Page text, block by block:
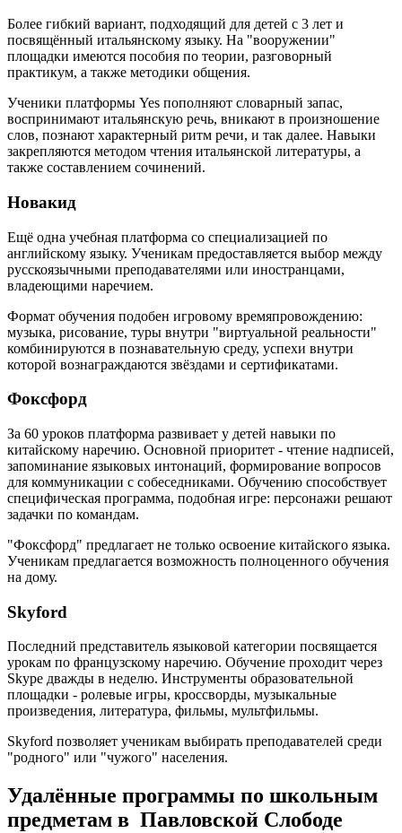
Более гибкий вариант, подходящий для детей с 3 лет и
посвящённый итальянскому языку. На "вооружении"
площадки имеются пособия по теории, разговорный
практикум, а также методики общения.
Ученики платформы Yes пополняют словарный запас,
воспринимают итальянскую речь, вникают в произношение
слов, познают характерный ритм речи, и так далее. Навыки
закрепляются методом чтения итальянской литературы, а
также составлением сочинений.
Новакид
Ещё одна учебная платформа со специализацией по
английскому языку. Ученикам предоставляется выбор между
русскоязычными преподавателями или иностранцами,
владеющими наречием.
Формат обучения подобен игровому времяпровождению:
музыка, рисование, туры внутри "виртуальной реальности"
комбинируются в познавательную среду, успехи внутри
которой вознаграждаются звёздами и сертификатами.
Фоксфорд
За 60 уроков платформа развивает у детей навыки по
китайскому наречию. Основной приоритет - чтение надписей,
запоминание языковых интонаций, формирование вопросов
для коммуникации с собеседниками. Обучению способствует
специфическая программа, подобная игре: персонажи решают
задачки по командам.
"Фоксфорд" предлагает не только освоение китайского языка.
Ученикам предлагается возможность полноценного обучения
на дому.
Skyford
Последний представитель языковой категории посвящается
урокам по французскому наречию. Обучение проходит через
Skype дважды в неделю. Инструменты образовательной
площадки - ролевые игры, кроссворды, музыкальные
произведения, литература, фильмы, мультфильмы.
Skyford позволяет ученикам выбирать преподавателей среди
"родного" или "чужого" населения.
Удалённые программы по школьным
предметам в Павловской Слободе